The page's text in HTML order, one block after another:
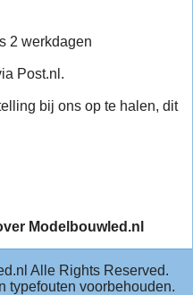
2 werkdagen
Post.nl.
bij ons op te halen, dit
Modelbouwled.nl
Alle Rights Reserved.
typefouten voorbehouden.